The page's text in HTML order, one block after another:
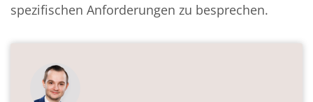
spezifischen Anforderungen zu besprechen.